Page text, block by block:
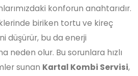
konforun anahtarıdır.
biriken tortu ve kireç
düşürür, bu da enerji
neden olur. Bu sorunlara hızlı
sunan Kartal Kombi Servisi,